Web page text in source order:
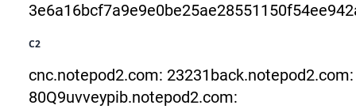
3e6a16bcf7a9e9e0be25ae28551150f5
C2
cnc.notepod2.com: 23231back.notepod2.com:
80Q9uvveypib.notepod2.com: